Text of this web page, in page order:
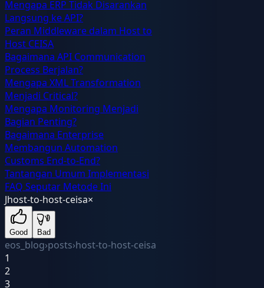
Mengapa ERP Tidak Disarankan
Langsung ke API?
Peran Middleware dalam Host to
Host CEISA
Bagaimana API Communication
Process Berjalan?
Mengapa XML Transformation
Menjadi Critical?
Mengapa Monitoring Menjadi
Bagian Penting?
Bagaimana Enterprise
Membangun Automation
Customs End-to-End?
Tantangan Umum Implementasi
FAQ Seputar Metode Ini
Jhost-to-host-ceisa×
Good Bad
eos_blog›posts›host-to-host-ceisa
1
2
3